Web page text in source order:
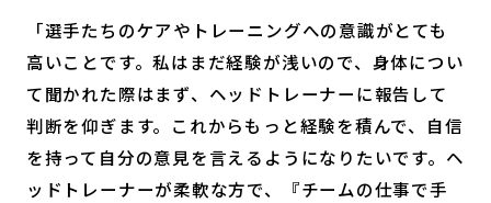
「選手たちのケアやトレーニングへの意識がとても
高いことです。私はまだ経験が浅いので、身体につい
て聞かれた際はまず、ヘッドトレーナーに報告して
判断を仰ぎます。これからもっと経験を積んで、自信
を持って自分の意見を言えるようになりたいです。ヘ
ッドトレーナーが柔軟な方で、『チームの仕事で手